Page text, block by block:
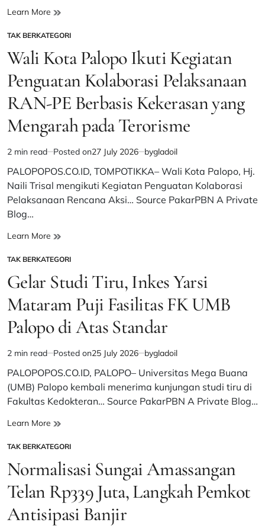
Learn More Sepanjang
Mei,
Pekerja
POSTED
IN
TAK BERKATEGORI
Wali Kota Palopo Ikuti Kegiatan
Penguatan Kolaborasi Pelaksanaan
RAN-PE Berbasis Kekerasan yang
Mengarah pada Terorisme
Estimated
read
time
2 min read Posted on27 July 2026 bygladoil
PALOPOPOS.CO.ID, TOMPOTIKKA– Wali Kota Palopo, Hj.
Naili Trisal mengikuti Kegiatan Penguatan Kolaborasi
Pelaksanaan Rencana Aksi… Source PakarPBN A Private
Blog…
Learn More Wali
Palopo
Kegiatan
Penguatan
Kolaborasi
Pelaksanaan
RAN-
Berbasis
Kekerasan
yang
Mengarah
Terorisme
POSTED
IN
TAK BERKATEGORI
Gelar Studi Tiru, Inkes Yarsi
Mataram Puji Fasilitas FK UMB
Palopo di Atas Standar
Estimated
read
time
2 min read Posted on25 July 2026 bygladoil
PALOPOPOS.CO.ID, PALOPO– Universitas Mega Buana
(UMB) Palopo kembali menerima kunjungan studi tiru di
Fakultas Kedokteran… Source PakarPBN A Private Blog…
Learn More Gelar
Tiru,
Inkes
Yarsi
Mataram
Puji
Fasilitas
FK
POSTED
IN
TAK BERKATEGORI
Normalisasi Sungai Amassangan
Telan Rp339 Juta, Langkah Pemkot
Antisipasi Banjir